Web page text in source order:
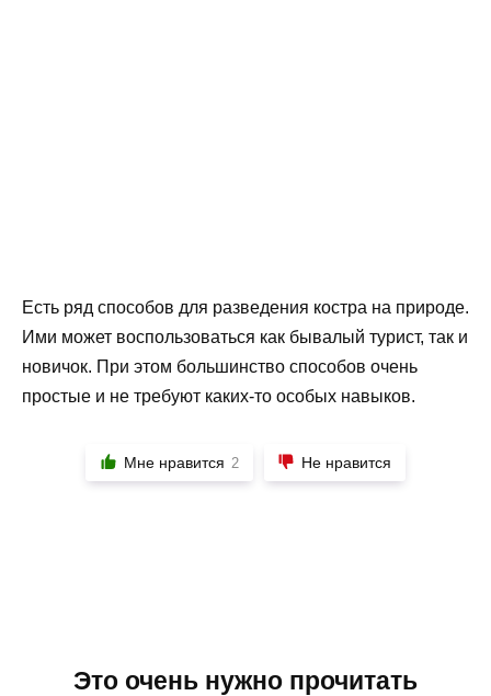
Есть ряд способов для разведения костра на природе.
Ими может воспользоваться как бывалый турист, так и
новичок. При этом большинство способов очень
простые и не требуют каких-то особых навыков.
Мне нравится 2 Не нравится
Это очень нужно прочитать